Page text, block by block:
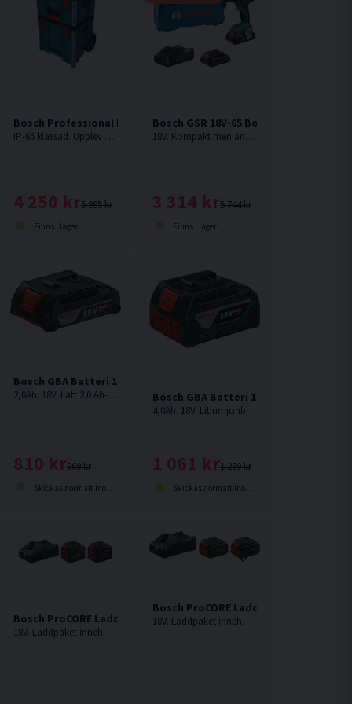
Batteripaket 2x18V (4,0Ah)
Bosch Professional L-BOXX Contractor Set 3
IP-65 klassad. Upplev nästa nivå av verktygsförvaring med Bosch flexibla och modulära system. Robust konstruktion, enkel transport och oändliga kombinationsmöjligheter ger en professionell förvaringslösning som håller ordning på utrustningen oavsett arbetsplats.
5 995 kr
4 250 kr
Finns i lager
Bosch GSR 18V-65 Borrskruvdragare
18V. Kompakt men ändå robust borrskruvdragare som gör krävande skruvdragning enklare.
5 744 kr
3 314 kr
Finns i lager
(12,0Ah)
Bosch GBA Batteri 18V (2,0Ah)
2,0Ah. 18V. Lätt 2.0 Ah-batteri i 18V klassen från Bosch.
969 kr
810 kr
Skickas normalt inom 1-3 dagar
Bosch GBA Batteri 18V (4,0Ah)
4,0Ah. 18V. Litiumjonbatteri från Bosch (Li-ion) med en mätare som visar dess status.
1 269 kr
1 061 kr
Skickas normalt inom 1-3 dagar
(2x4,0Ah)
Bosch ProCORE Laddpaket 18V (2x12,0Ah)
18V. Laddpaket innehållande 2st 12,0Ah ProCORE batterier och snabbladdare från Bosch
Bosch ProCORE Laddpaket 18V
18V. Laddpaket innehållande 2st 8,0Ah ProCORE batterier och snabbladdare från Bosch